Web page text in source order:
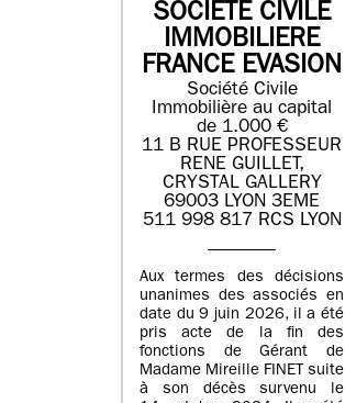
SOCIETE CIVILE
IMMOBILIERE
FRANCE EVASION
Société Civile
Immobilière au capital
de 1.000 €
11 B RUE PROFESSEUR
RENE GUILLET,
CRYSTAL GALLERY
69003 LYON 3EME
511 998 817 RCS LYON
Aux termes des décisions
unanimes des associés en
date du 9 juin 2026, il a été
pris acte de la fin des
fonctions de Gérant de
Madame Mireille FINET suite
à son décès survenu le